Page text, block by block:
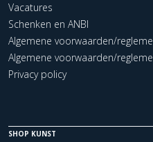
Vacatures
Schenken en ANBI
Algemene voorwaarden/
Algemene voorwaarden/
Privacy policy
SHOP KUNST